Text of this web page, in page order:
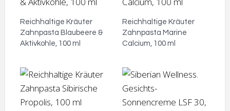
Reichhaltige Kräuter
Zahnpasta Blaubeere &
Aktivkohle, 100 ml
Reichhaltige Kräuter
Zahnpasta Marine
Calcium, 100 ml